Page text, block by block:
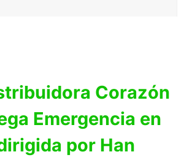
Corazón
Emergencia en
por Han